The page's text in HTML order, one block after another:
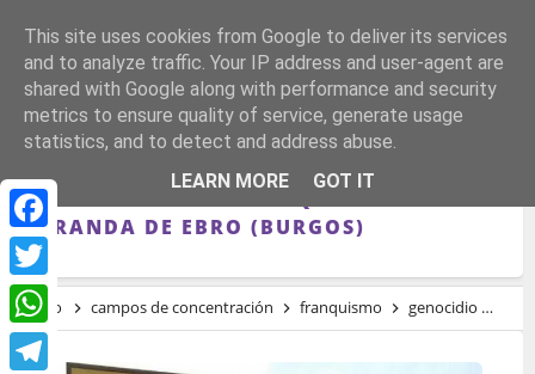
Facebook
Twitter
WhatsApp
72 AÑOS DESDE EL CIERRE DEL CAMPO DE
CONCENTRACIÓN FRANQUISTA DE
MIRANDA DE EBRO (BURGOS)
Inicio campos de concentración franquismo genocidio
This site uses cookies from Google to deliver its services
and to analyze traffic. Your IP address and user-agent are
shared with Google along with performance and security
metrics to ensure quality of service, generate usage
statistics, and to detect and address abuse.
LEARN MORE
GOT IT